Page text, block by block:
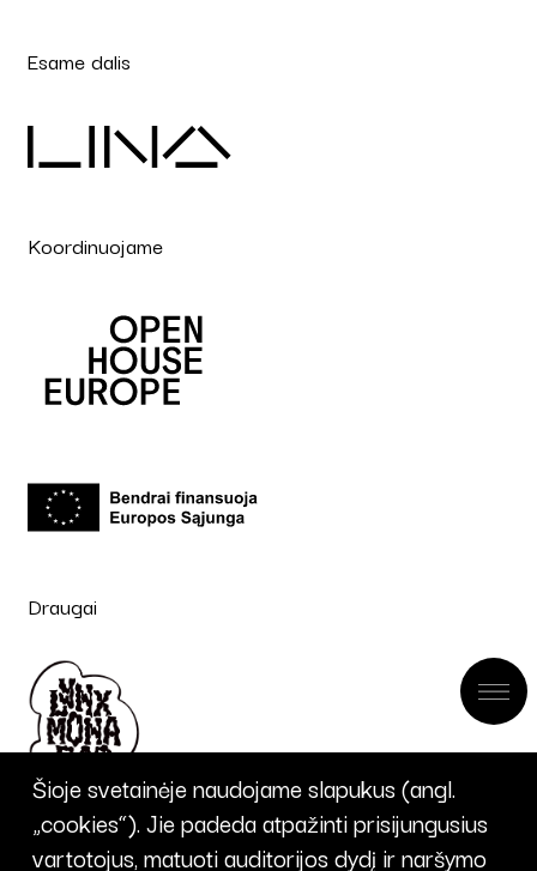
Esame dalis
Koordinuojame
Draugai
Šioje svetainėje naudojame slapukus (angl.
„cookies“). Jie padeda atpažinti prisijungusius
vartotojus, matuoti auditorijos dydį ir naršymo